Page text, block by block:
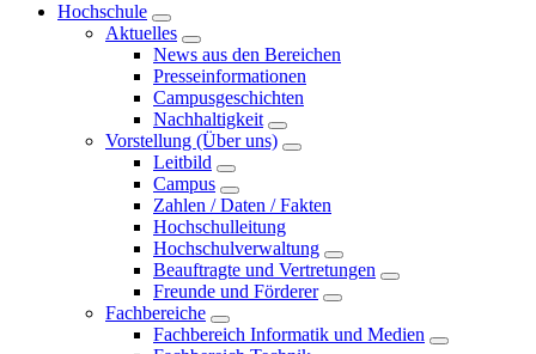
Hochschule
Aktuelles
News aus den Bereichen
Presseinformationen
Campusgeschichten
Nachhaltigkeit
Vorstellung (Über uns)
Leitbild
Campus
Zahlen / Daten / Fakten
Hochschulleitung
Hochschulverwaltung
Beauftragte und Vertretungen
Freunde und Förderer
Fachbereiche
Fachbereich Informatik und Medien